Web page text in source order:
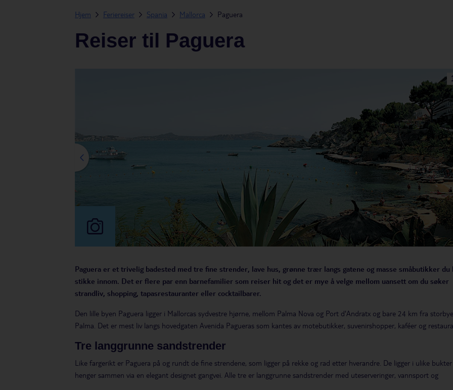
Hjem Feriereiser Spania Mallorca Paguera
Reiser til Paguera
Paguera er et trivelig badested med tre fine strender, lave hus, grønne trær langs gatene og masse småbutikker du
stikke innom. Det er flere par enn barnefamilier som reiser hit og det er mye å velge mellom uansett om du søker
strandliv, shopping, tapasrestauranter eller cocktailbarer.
Den lille byen Paguera ligger i Mallorcas sydvestre hjørne, mellom Palma Nova og Port d'Andratx og bare 24 km fra
Palma. Det er mest liv langs hovedgaten Avenida Pagueras som kantes av motebutikker, suvenirshopper, kaféer og
Tre langgrunne sandstrender
Like fargerikt er Paguera på og rundt de fine strendene, som ligger på rekke og rad etter hverandre. De ligger i ulike
henger sammen via en elegant designet gangvei. Alle tre er langgrunne sandstrender med uteserveringer, vannsport og